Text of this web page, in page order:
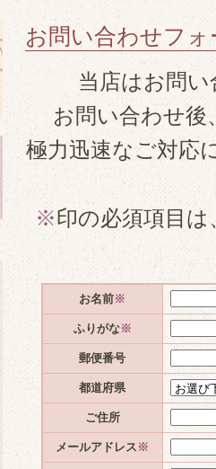
お問い合わせフォ
当店はお問
お問い合わせ後
極力迅速なご対応
※印の必須項目
お名前※
ふりがな※
郵便番号
都道府県
ご住所
メールアドレス ※